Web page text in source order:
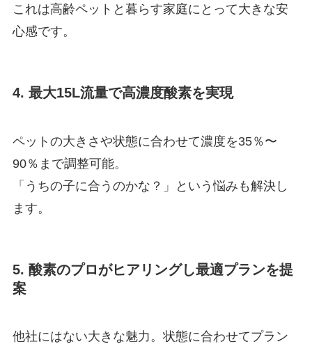
これは高齢ペットと暮らす家庭にとって大きな安
心感です。
4. 最大15L流量で高濃度酸素を実現
ペットの大きさや状態に合わせて濃度を35％〜
90％まで調整可能。
「うちの子に合うのかな？」という悩みも解決し
ます。
5. 酸素のプロがヒアリングし最適プランを提
案
他社にはない大きな魅力。状態に合わせてプラン